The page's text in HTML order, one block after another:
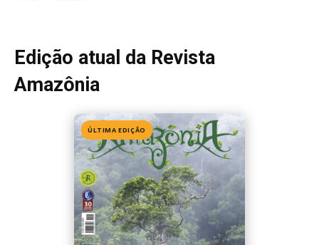
Edição atual da Revista
Amazônia
ÚLTIMA EDIÇÃO